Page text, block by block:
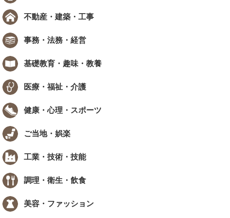
不動産・建築・工事
事務・法務・経営
基礎教育・趣味・教養
医療・福祉・介護
健康・心理・スポーツ
ご当地・娯楽
工業・技術・技能
調理・衛生・飲食
美容・ファッション